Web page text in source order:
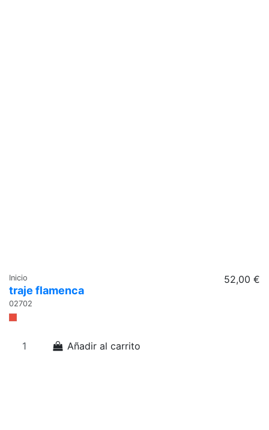
Inicio
traje flamenca
02702
52,00 €
Añadir al carrito